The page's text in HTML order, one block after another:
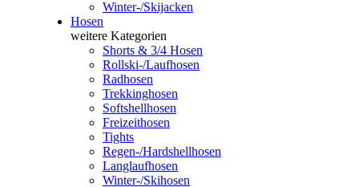
Winter-/Skijacken
Hosen
weitere Kategorien
Shorts & 3/4 Hosen
Rollski-/Laufhosen
Radhosen
Trekkinghosen
Softshellhosen
Freizeithosen
Tights
Regen-/Hardshellhosen
Langlaufhosen
Winter-/Skihosen